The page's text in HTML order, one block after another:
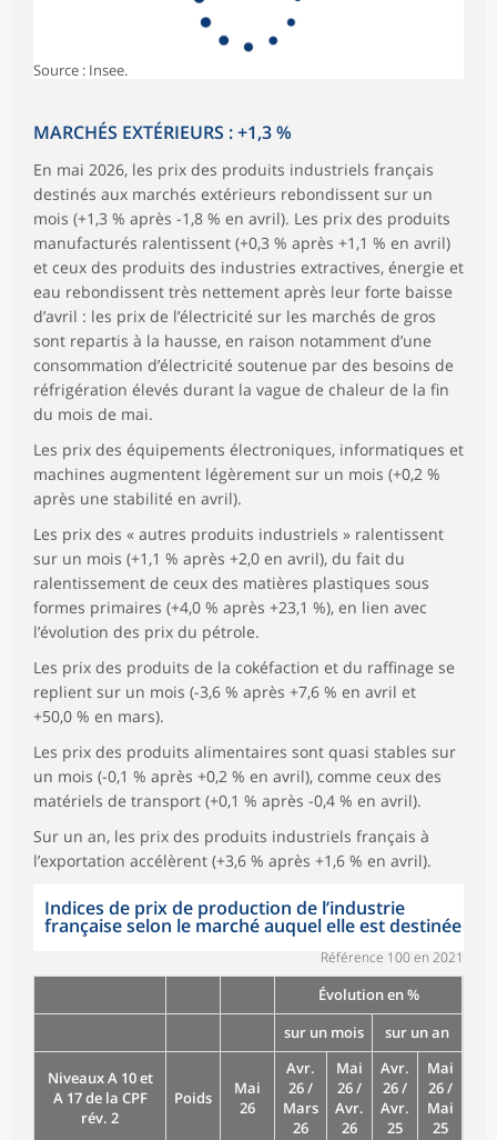
Source : Insee.
MARCHÉS EXTÉRIEURS : +1,3 %
En mai 2026, les prix des produits industriels français
destinés aux marchés extérieurs rebondissent sur un
mois (+1,3 % après -1,8 % en avril). Les prix des produits
manufacturés ralentissent (+0,3 % après +1,1 % en avril)
et ceux des produits des industries extractives, énergie et
eau rebondissent très nettement après leur forte baisse
d’avril : les prix de l’électricité sur les marchés de gros
sont repartis à la hausse, en raison notamment d’une
consommation d’électricité soutenue par des besoins de
réfrigération élevés durant la vague de chaleur de la fin
du mois de mai.
Les prix des équipements électroniques, informatiques et
machines augmentent légèrement sur un mois (+0,2 %
après une stabilité en avril).
Les prix des « autres produits industriels » ralentissent
sur un mois (+1,1 % après +2,0 en avril), du fait du
ralentissement de ceux des matières plastiques sous
formes primaires (+4,0 % après +23,1 %), en lien avec
l’évolution des prix du pétrole.
Les prix des produits de la cokéfaction et du raffinage se
replient sur un mois (-3,6 % après +7,6 % en avril et
+50,0 % en mars).
Les prix des produits alimentaires sont quasi stables sur
un mois (-0,1 % après +0,2 % en avril), comme ceux des
matériels de transport (+0,1 % après -0,4 % en avril).
Sur un an, les prix des produits industriels français à
l’exportation accélèrent (+3,6 % après +1,6 % en avril).
Indices de prix de production de l’industrie
française selon le marché auquel elle est destinée
Référence 100 en 2021
Évolution en %
sur un mois
sur un an
Niveaux A 10 et
A 17 de la CPF
rév. 2
Poids
Mai
26
Avr.
26 /
Mars
26
Mai
26 /
Avr.
26
Avr.
26 /
Avr.
25
Mai
26 /
Mai
25